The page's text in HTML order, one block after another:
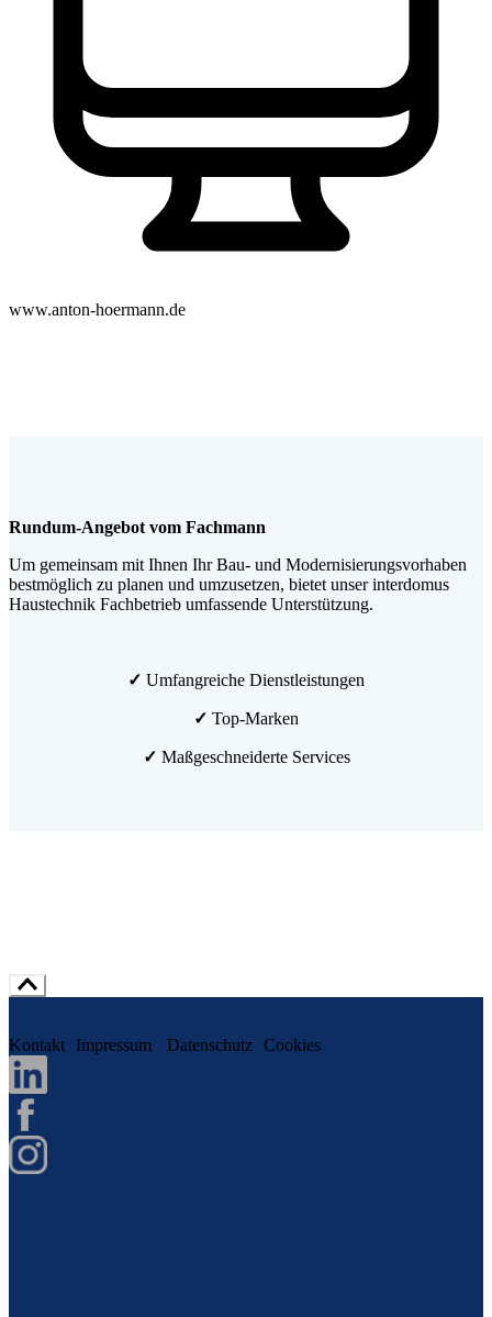
www.anton-hoermann.de
Rundum-Angebot vom Fachmann
Um gemeinsam mit Ihnen Ihr Bau- und Modernisierungsvorhaben
bestmöglich zu planen und umzusetzen, bietet unser interdomus
Haustechnik Fachbetrieb umfassende Unterstützung.
✓ Umfangreiche Dienstleistungen
✓ Top-Marken
✓ Maßgeschneiderte Services
Kontakt Impressum Datenschutz Cookies